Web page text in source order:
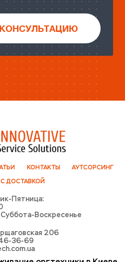
206
36-69
Пятница:
Воскресенье
КОНТАКТЫ
АУТСОРСИНГ
ДОСТАВКОЙ